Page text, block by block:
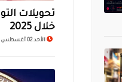
خلال 2025
الأحد 02 أغسطس 2026